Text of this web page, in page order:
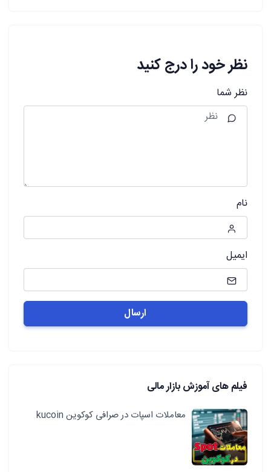
نظر خود را درج کنید
نظر شما
نام
ایمیل
فیلم های آموزش بازار مالی
معاملات اسپات در صرافی کوکوین kucoin